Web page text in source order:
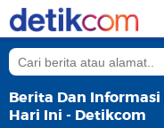
Berita Dan
Hari Ini - Detikcom